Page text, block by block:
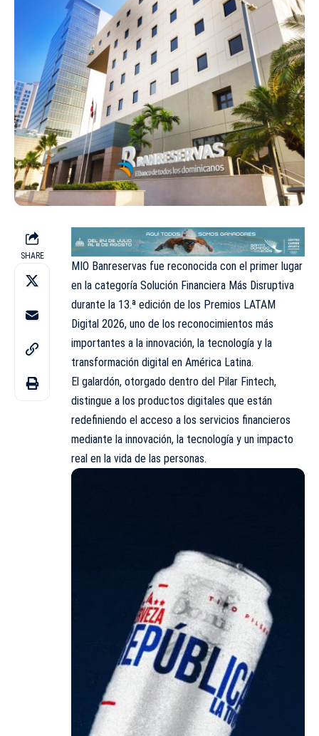
SHARE
MIO Banreservas fue reconocida con el primer lugar
en la categoría Solución Financiera Más Disruptiva
durante la 13.ª edición de los Premios LATAM
Digital 2026, uno de los reconocimientos más
importantes a la innovación, la tecnología y la
transformación digital en América Latina.
El galardón, otorgado dentro del Pilar Fintech,
distingue a los productos digitales que están
redefiniendo el acceso a los servicios financieros
mediante la innovación, la tecnología y un impacto
real en la vida de las personas.